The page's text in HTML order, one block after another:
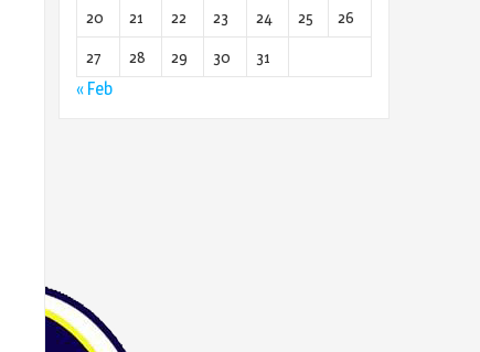
20 21 22 23 24 25 26
27 28 29 30 31
« Feb